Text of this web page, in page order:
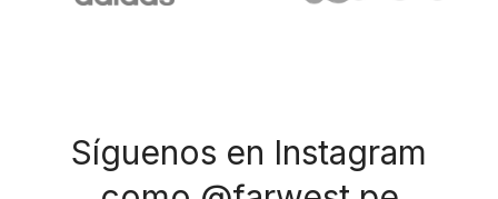
Síguenos en Instagram